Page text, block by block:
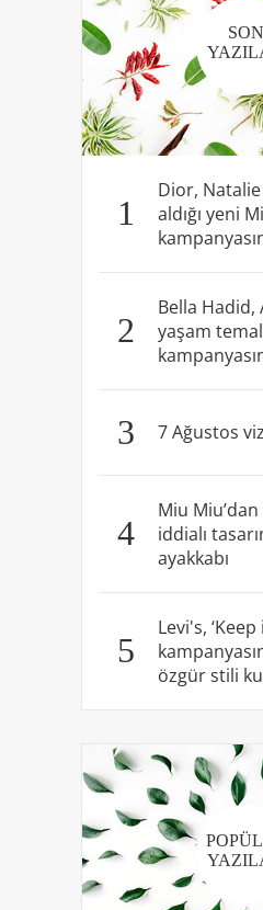
SON
1
Dior,
aldığı yeni
2
Bella Hadid,
yaşam
3 7 Ağustos
4
Miu
iddialı
ayakkabı
5
Levi's, ‘Keep
özgür stili